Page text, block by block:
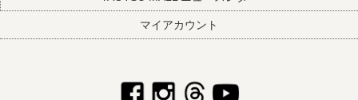
マイアカウント